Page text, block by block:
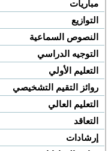
مباريات
التوازيع
النصوص السماعية
التوجيه الدراسي
التعليم الأولي
روائز التقيم التشخيصي
التعليم العالي
التعاقد
إرشادات